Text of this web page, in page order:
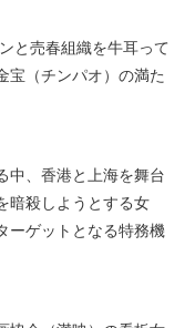
と売春組織を牛耳って
宝（チンパオ）の満た
中、香港と上海を舞台
暗殺しようとする女
ーゲットとなる特務機